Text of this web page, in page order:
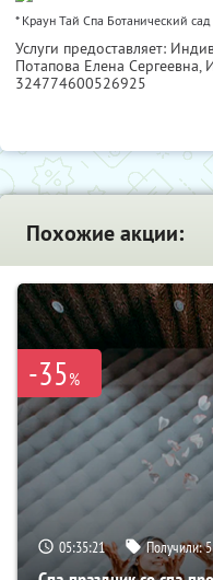
* Краун Тай Спа Ботанический сад
Услуги предоставляет:
Потапова Елена Сергеевна,
324774600526925
Похожие акции:
-35%
05:35:19 Получили:5